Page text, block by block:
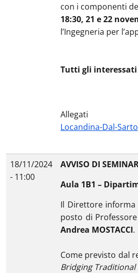
con i componenti
18:30, 21 e 22
l’Ingegneria per
Tutti gli
Allegati
Locandina-Dal-
18/11/2024
- 11:00
AVVISO DI
Aula 1B1 –
Il Direttore informa
posto di Professore
Andrea MOSTACCI.
Come previsto dal
Bridging